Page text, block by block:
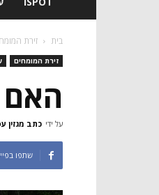
בית זירת
זירת המומחים
האם
על ידי כתב מגזין
שתפו